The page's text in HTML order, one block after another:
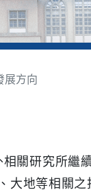
展方向
關研究所繼
大地等相關